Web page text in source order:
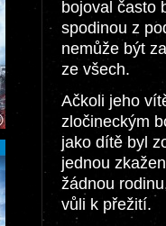
bojoval často
spodinou z
nemůže být
ze všech.
Ačkoli jeho
zločineckým
jako dítě byl
jednou
žádnou
vůli k přežití.